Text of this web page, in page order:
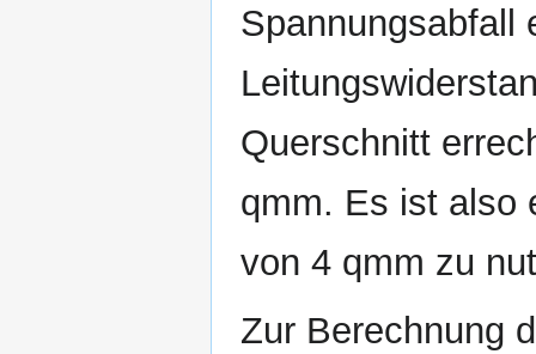
Spannungsabfall
Querschnitt
qmm. Es ist also
von 4 qmm zu
Zur Berechnung